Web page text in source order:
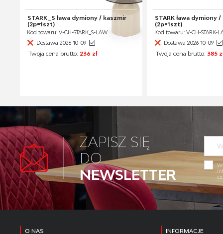
STARK_S ława dymiony / kaszmir
(2p=1szt)
Kod towaru: V-CH-STARK_S-LAW
Dostawa 2026-10-09
Twoja cena brutto: 236 zł
STARK ława dymiony
(2p=1szt)
Kod towaru: V-CH-STARK-
Dostawa 2026-10-09
Twoja cena brutto: 385
ZAPISZ SIĘ
DO
NEWSLETTER
O NAS INFORMACJE